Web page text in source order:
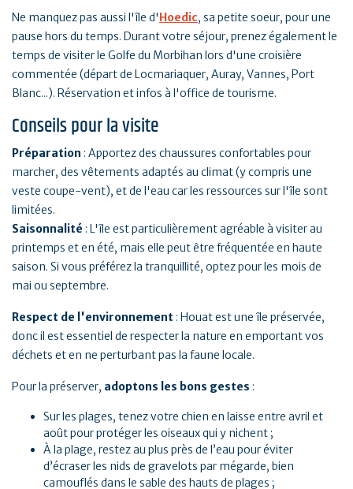
Ne manquez pas aussi l'île d'Hoedic, sa petite soeur, pour une
pause hors du temps. Durant votre séjour, prenez également le
temps de visiter le Golfe du Morbihan lors d'une croisière
commentée (départ de Locmariaquer, Auray, Vannes, Port
Blanc...). Réservation et infos à l'office de tourisme.
Conseils pour la visite
Préparation : Apportez des chaussures confortables pour
marcher, des vêtements adaptés au climat (y compris une
veste coupe-vent), et de l'eau car les ressources sur l'île sont
limitées.
Saisonnalité : L'île est particulièrement agréable à visiter au
printemps et en été, mais elle peut être fréquentée en haute
saison. Si vous préférez la tranquillité, optez pour les mois de
mai ou septembre.
Respect de l'environnement : Houat est une île préservée,
donc il est essentiel de respecter la nature en emportant vos
déchets et en ne perturbant pas la faune locale.
Pour la préserver, adoptons les bons gestes :
Sur les plages, tenez votre chien en laisse entre avril et
août pour protéger les oiseaux qui y nichent ;
À la plage, restez au plus près de l’eau pour éviter
d’écraser les nids de gravelots par mégarde, bien
camouflés dans le sable des hauts de plages ;